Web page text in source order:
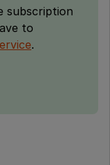
subscription
to
.